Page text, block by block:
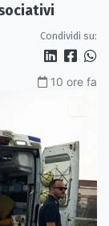
Condividi su:
10 ore fa